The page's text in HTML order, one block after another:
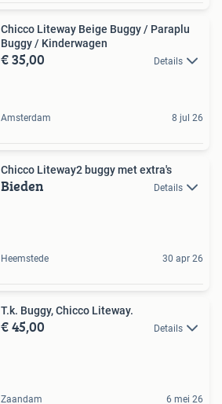
Chicco Liteway Beige Buggy / Paraplu
Buggy / Kinderwagen
€ 35,00 Details
Amsterdam 8 jul 26
Chicco Liteway2 buggy met extra's
Bieden Details
Heemstede 30 apr 26
T.k. Buggy, Chicco Liteway.
€ 45,00 Details
Zaandam 6 mei 26